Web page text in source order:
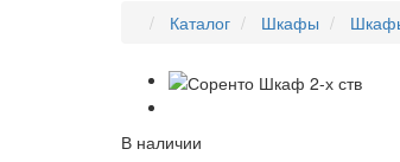
Каталог Шкафы
В наличии